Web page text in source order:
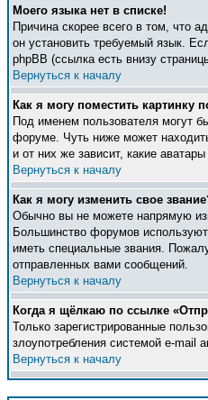
Моего языка нет в списке!
Причина скорее всего в том, что
он установить требуемый язык.
phpBB (ссылка есть внизу
Вернуться к началу
Как я могу поместить картинку
Под именем пользователя могут
форуме. Чуть ниже может
и от них же зависит, какие
Вернуться к началу
Как я могу изменить свое
Обычно вы не можете напрямую
Большинство форумов
иметь специальные звания.
отправленных вами сообщений.
Вернуться к началу
Когда я щёлкаю по ссылке
Только зарегистрированные
злоупотребления системой e-mail
Вернуться к началу